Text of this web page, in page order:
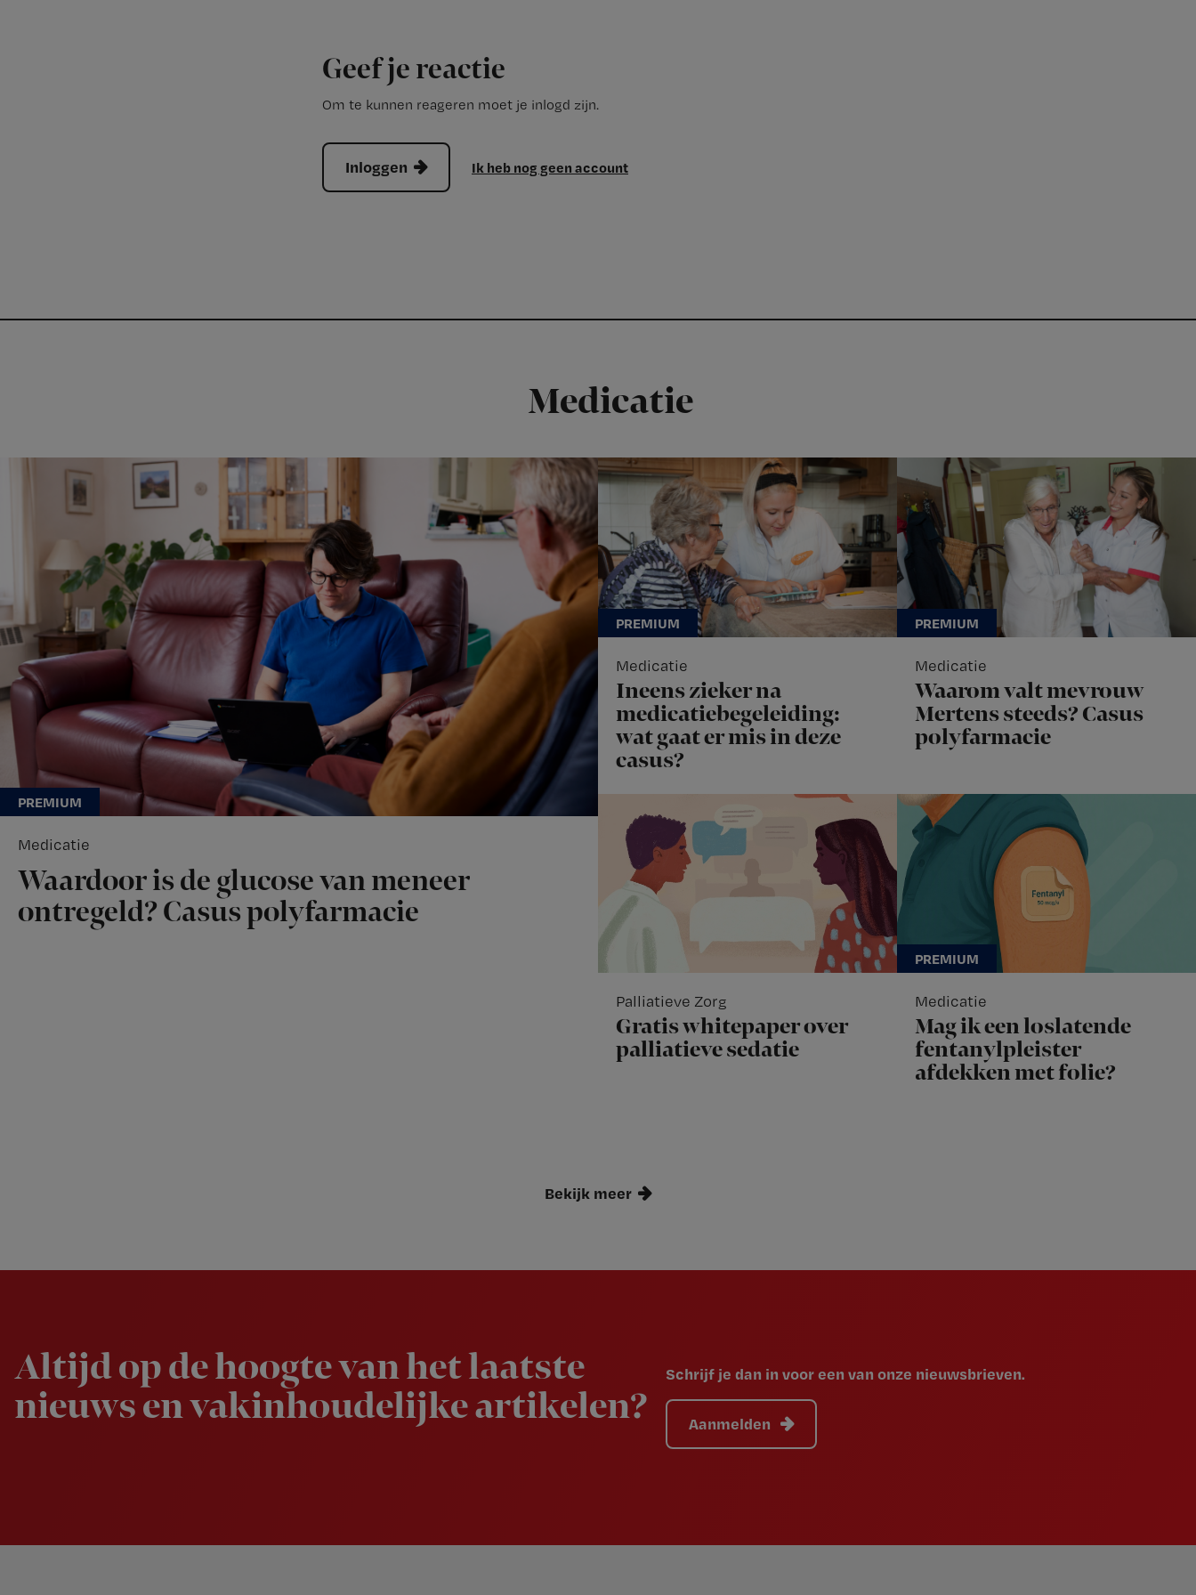
Geef je reactie
Om te kunnen reageren moet je inlogd zijn.
Inloggen Ik heb nog geen account
Medicatie
Medicatie
Waardoor is de glucose van meneer
ontregeld? Casus polyfarmacie
Medicatie
Ineens zieker na
medicatiebegeleiding:
wat gaat er mis in deze
casus?
Medicatie
Waarom valt mevrouw
Mertens steeds? Casus
polyfarmacie
Palliatieve Zorg
Gratis whitepaper over
palliatieve sedatie
Medicatie
Mag ik een loslatende
fentanylpleister
afdekken met folie?
Bekijk meer
Altijd op de hoogte van het laatste
nieuws en vakinhoudelijke artikelen?
Schrijf je dan in voor een van onze nieuwsbrieven.
Aanmelden